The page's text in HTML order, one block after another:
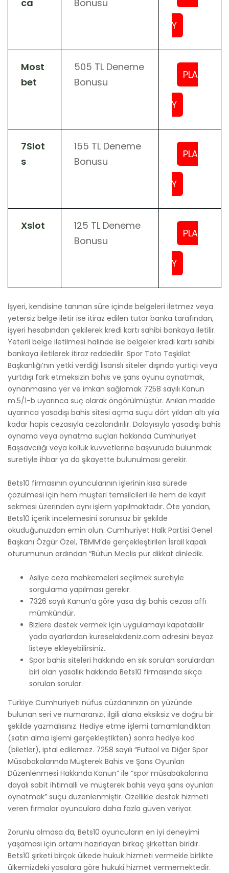
ca Bonusu
Y
Most
bet
505 TL Deneme
Bonusu
PLA
Y
7Slot
s
155 TL Deneme
Bonusu
PLA
Y
Xslot
125 TL Deneme
Bonusu
PLA
Y
İşyeri, kendisine tanınan süre içinde belgeleri iletmez veya
yetersiz belge iletir ise itiraz edilen tutar banka tarafından,
işyeri hesabından çekilerek kredi kartı sahibi bankaya iletilir.
Yeterli belge iletilmesi halinde ise belgeler kredi kartı sahibi
bankaya iletilerek itiraz reddedilir. Spor Toto Teşkilat
Başkanlığı’nın yetki verdiği lisanslı siteler dışında yurtiçi veya
yurtdışı fark etmeksizin bahis ve şans oyunu oynatmak,
oynanmasına yer ve imkan sağlamak 7258 sayılı Kanun
m.5/1-b uyarınca suç olarak öngörülmüştür. Anılan madde
uyarınca yasadışı bahis sitesi açma suçu dört yıldan altı yıla
kadar hapis cezasıyla cezalandırılır. Dolayısıyla yasadışı bahis
oynama veya oynatma suçları hakkında Cumhuriyet
Başsavcılığı veya kolluk kuvvetlerine başvuruda bulunmak
suretiyle ihbar ya da şikayette bulunulması gerekir.
Bets10 firmasının oyuncularının işlerinin kısa sürede
çözülmesi için hem müşteri temsilcileri ile hem de kayıt
sekmesi üzerinden aynı işlem yapılmaktadır. Öte yandan,
Bets10 içerik incelemesini sorunsuz bir şekilde
okuduğunuzdan emin olun. Cumhuriyet Halk Partisi Genel
Başkanı Özgür Özel, TBMM’de gerçekleştirilen İsrail kapalı
oturumunun ardından “Bütün Meclis pür dikkat dinledik.
Asliye ceza mahkemeleri seçilmek suretiyle
sorgulama yapılması gerekir.
7326 sayılı Kanun’a göre yasa dışı bahis cezası affı
mümkündür.
Bizlere destek vermek için uygulamayı kapatabilir
yada ayarlardan kureselakdeniz.com adresini beyaz
listeye ekleyebilirsiniz.
Spor bahis siteleri hakkında en sık sorulan sorulardan
biri olan yasallık hakkında Bets10 firmasında sıkça
sorulan sorular.
Türkiye Cumhuriyeti nüfus cüzdanınızın ön yüzünde
bulunan seri ve numaranızı, ilgili alana eksiksiz ve doğru bir
şekilde yazmalısınız. Hediye etme işlemi tamamlandıktan
(satın alma işlemi gerçekleştikten) sonra hediye kod
(biletler), iptal edilemez. 7258 sayılı “Futbol ve Diğer Spor
Müsabakalarında Müşterek Bahis ve Şans Oyunları
Düzenlenmesi Hakkında Kanun” ile “spor müsabakalarına
dayalı sabit ihtimalli ve müşterek bahis veya şans oyunları
oynatmak” suçu düzenlenmiştir. Özellikle destek hizmeti
veren firmalar oyunculara daha fazla güven veriyor.
Zorunlu olmasa da, Bets10 oyuncuların en iyi deneyimi
yaşaması için ortamı hazırlayan birkaç şirketten biridir.
Bets10 şirketi birçok ülkede hukuk hizmeti vermekle birlikte
ülkemizdeki yasalara göre hukuki hizmet vermemektedir.